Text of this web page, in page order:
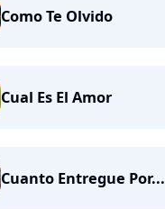
Como Te Olvido
Cual Es El Amor
Cuanto Entregue Por...